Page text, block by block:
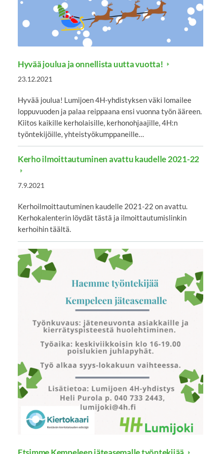
Hyvää joulua ja onnellista uutta vuotta!
23.12.2021
Hyvää joulua! Lumijoen 4H-yhdistyksen väki lomailee
loppuvuoden ja palaa reippaana ensi vuonna työn ääreen.
Kiitos kaikille kerholaisille, kerhonohjaajille, 4H:n
työntekijöille, yhteistyökumppaneille…
Kerho ilmoittautuminen avattu kaudelle 2021-22
7.9.2021
Kerhoilmoittautuminen kaudelle 2021-22 on avattu.
Kerhokalenterin löydät tästä ja ilmoittautumislinkin
kerhoihin täältä.